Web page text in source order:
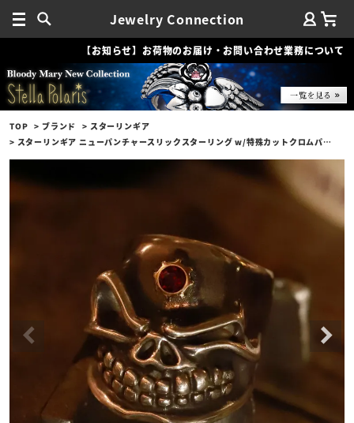
Jewelry Connection
【お知らせ】お荷物のお届け・お問い合わせ業務について
TOP ブランド
スターリンギア
スターリンギア ニューパンチャースリックスターリング w/特殊カットクロムパイロープガーネットブラスギアカスタム